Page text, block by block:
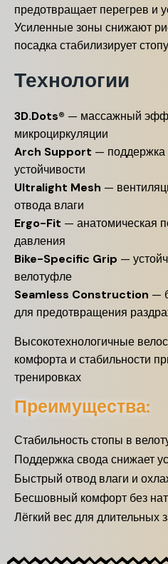
предотвращает перегрев и
Усиленные зоны снижают
посадка стабилизирует
Технологии
3D.Dots® — массажный
микроциркуляции
Arch Support — поддержка
устойчивости
Ultralight Mesh —
отвода влаги
Ergo-Fit — анатомическая
давления
Bike-Specific Grip —
велотуфле
Seamless Construction —
для предотвращения
Высокотехнологичные
комфорта и стабильности
тренировках
Преимущества:
Стабильность стопы в
Поддержка свода снижает
Быстрый отвод влаги и
Бесшовный комфорт без
Лёгкий вес для длительных